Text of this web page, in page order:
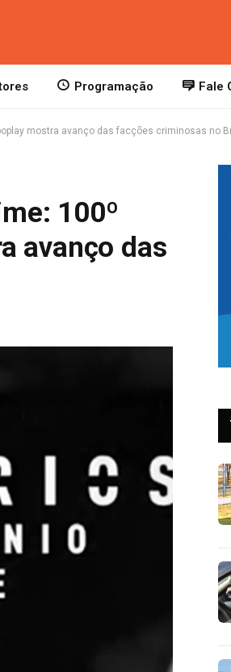
Programação Fale
mostra avanço das facções criminosas no
100º
avanço das